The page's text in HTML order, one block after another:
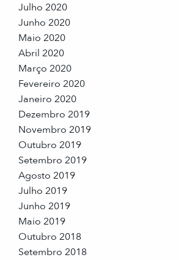
Julho 2020
Junho 2020
Maio 2020
Abril 2020
Março 2020
Fevereiro 2020
Janeiro 2020
Dezembro 2019
Novembro 2019
Outubro 2019
Setembro 2019
Agosto 2019
Julho 2019
Junho 2019
Maio 2019
Outubro 2018
Setembro 2018